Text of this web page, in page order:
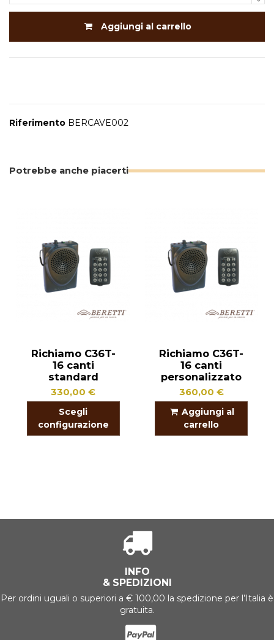
Aggiungi al carrello
Riferimento BERCAVE002
Potrebbe anche piacerti
Richiamo C36T-
16 canti
standard
330,00 €
Scegli
configurazione
Richiamo C36T-
16 canti
personalizzato
360,00 €
Aggiungi al
carrello
INFO
& SPEDIZIONI
Per ordini uguali o superiori a € 100,00 la spedizione per l’Italia è
gratuita.